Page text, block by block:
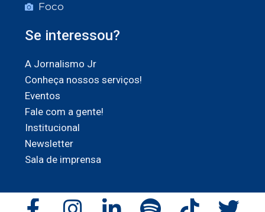
Foco
Se interessou?
A Jornalismo Jr
Conheça nossos serviços!
Eventos
Fale com a gente!
Institucional
Newsletter
Sala de imprensa